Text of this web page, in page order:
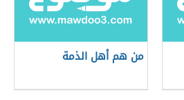
من هم أهل الذمة